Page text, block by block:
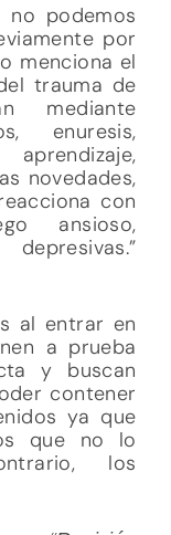
no podemos
por
menciona el
trauma de
mediante
enuresis,
novedades,
con
ansioso,
al entrar en
a prueba
y buscan
contener
ya que
que no lo
los